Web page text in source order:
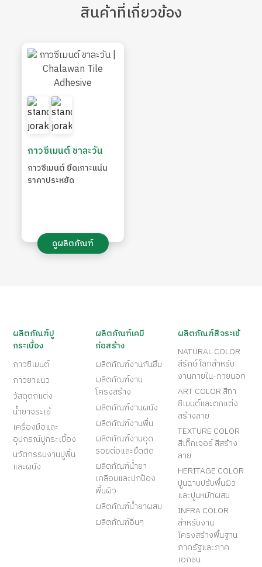
สินค้าที่เกี่ยวข้อง
กาวซีเมนต์ ชาละวัน
กาวซีเมนต์ ยึดเกาะแน่น
ราคาประหยัด
ดูผลิตภัณฑ์
ผลิตภัณฑ์ปู
กระเบื้อง
กาวซีเมนต์
กาวยาแนว
วัสดุตกแต่ง
น้ำยาจระเข้
เครื่องมือและ
อุปกรณ์ปูกระเบื้อง
นวัตกรรมงานปูพื้น
และผนัง
ผลิตภัณฑ์เคมี
ก่อสร้าง
ผลิตภัณฑ์งานกันซึม
ผลิตภัณฑ์งาน
โครงสร้าง
ผลิตภัณฑ์งานผนัง
ผลิตภัณฑ์งานพื้น
ผลิตภัณฑ์งานอุด
รอยต่อและยึดติด
ผลิตภัณฑ์น้ำยา
เคลือบและปกป้อง
พื้นผิว
ผลิตภัณฑ์น้ำยาผสม
ผลิตภัณฑ์อื่นๆ
ผลิตภัณฑ์สีจระเข้
NATURAL COLOR
สีรักษ์โลกสำหรับ
งานภายใน-ภายนอก
ART COLOR สีทา
ซีเมนต์และตกแต่ง
สร้างลาย
TEXTURE COLOR
สีเท็กเจอร์ สีสร้าง
ลาย
HERITAGE COLOR
ปูนฉาบปรับพื้นผิว
และปูนหมักผสม
INFRA COLOR
สำหรับงาน
โครงสร้างพื้นฐาน
ภาครัฐและภาค
เอกชน